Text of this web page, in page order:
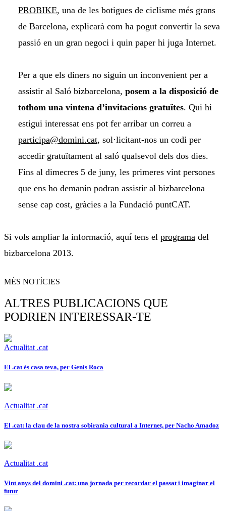
PROBIKE, una de les botigues de ciclisme més grans
de Barcelona, explicarà com ha pogut convertir la seva
passió en un gran negoci i quin paper hi juga Internet.
Per a que els diners no siguin un inconvenient per a
assistir al Saló bizbarcelona, posem a la disposició de
tothom una vintena d’invitacions gratuïtes. Qui hi
estigui interessat ens pot fer arribar un correu a
participa@domini.cat, sol·licitant-nos un codi per
accedir gratuïtament al saló qualsevol dels dos dies.
Fins al dimecres 5 de juny, les primeres vint persones
que ens ho demanin podran assistir al bizbarcelona
sense cap cost, gràcies a la Fundació puntCAT.
Si vols ampliar la informació, aquí tens el programa del
bizbarcelona 2013.
MÉS NOTÍCIES
ALTRES PUBLICACIONS QUE
PODRIEN INTERESSAR-TE
Actualitat .cat
El .cat és casa teva, per Genís Roca
Actualitat .cat
El .cat: la clau de la nostra sobirania cultural a Internet, per Nacho Amadoz
Actualitat .cat
Vint anys del domini .cat: una jornada per recordar el passat i imaginar el
futur